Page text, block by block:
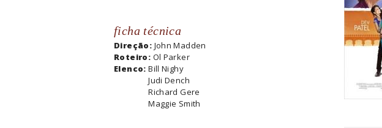
ficha técnica
Direção: John Madden
Roteiro: Ol Parker
Elenco:Bill Nighy
Judi Dench
Richard Gere
Maggie Smith